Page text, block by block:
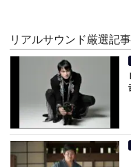
リアルサウンド厳選記事